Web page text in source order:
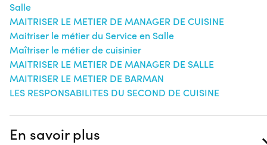
Salle
MAITRISER LE METIER DE MANAGER DE CUISINE
Maitriser le métier du Service en Salle
Maîtriser le métier de cuisinier
MAITRISER LE METIER DE MANAGER DE SALLE
MAITRISER LE METIER DE BARMAN
LES RESPONSABILITES DU SECOND DE CUISINE
En savoir plus